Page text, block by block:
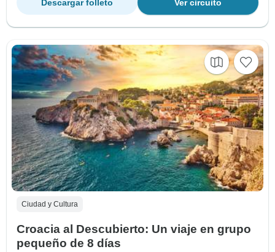
Ver circuito
Descargar folleto
Ciudad y Cultura
Croacia al Descubierto: Un viaje en grupo
pequeño de 8 días